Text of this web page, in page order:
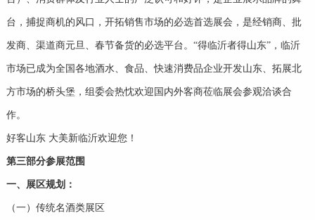
台，捕捉商机的风口，开拓销售市场的必选首选展会，是经销商、批
发商、渠道商元旦、春节备货的必选平台。“得临沂者得山东”，临沂
市场已成为全国各地酒水、食品、快速消费品企业开发山东、拓展北
方市场的桥头堡，组委会热忱欢迎国内外客商莅临展会参观洽谈合
作。
好客山东 大美新临沂欢迎您！
第三部分参展范围
一、展区规划：
（一）传统名酒类展区